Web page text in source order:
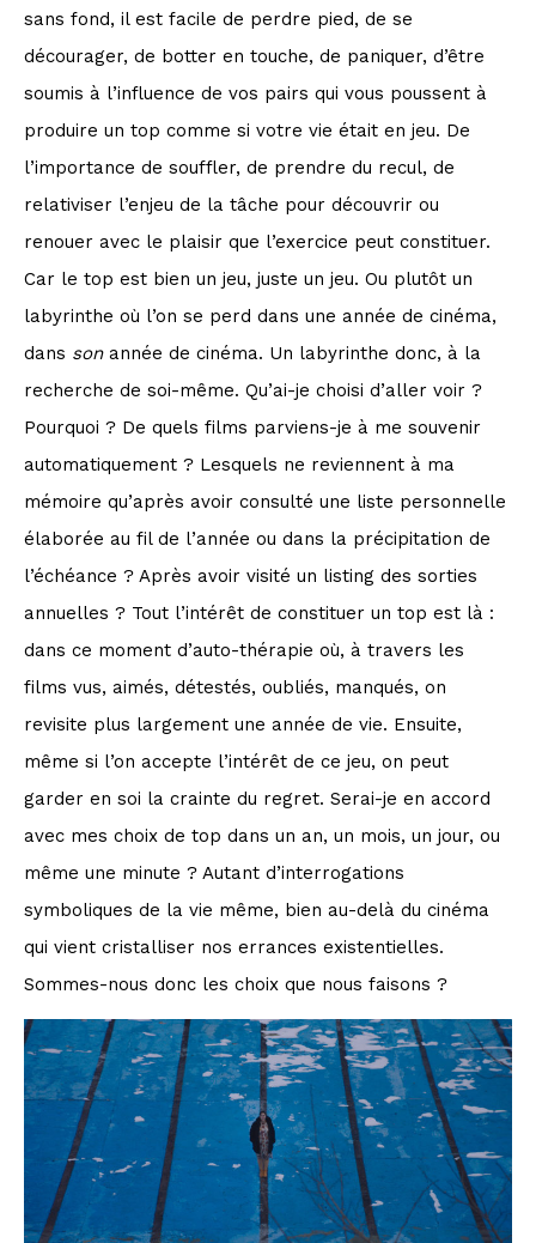
sans fond, il est facile de perdre pied, de se
décourager, de botter en touche, de paniquer, d’être
soumis à l’influence de vos pairs qui vous poussent à
produire un top comme si votre vie était en jeu. De
l’importance de souffler, de prendre du recul, de
relativiser l’enjeu de la tâche pour découvrir ou
renouer avec le plaisir que l’exercice peut constituer.
Car le top est bien un jeu, juste un jeu. Ou plutôt un
labyrinthe où l’on se perd dans une année de cinéma,
dans son année de cinéma. Un labyrinthe donc, à la
recherche de soi-même. Qu’ai-je choisi d’aller voir ?
Pourquoi ? De quels films parviens-je à me souvenir
automatiquement ? Lesquels ne reviennent à ma
mémoire qu’après avoir consulté une liste personnelle
élaborée au fil de l’année ou dans la précipitation de
l’échéance ? Après avoir visité un listing des sorties
annuelles ? Tout l’intérêt de constituer un top est là :
dans ce moment d’auto-thérapie où, à travers les
films vus, aimés, détestés, oubliés, manqués, on
revisite plus largement une année de vie. Ensuite,
même si l’on accepte l’intérêt de ce jeu, on peut
garder en soi la crainte du regret. Serai-je en accord
avec mes choix de top dans un an, un mois, un jour, ou
même une minute ? Autant d’interrogations
symboliques de la vie même, bien au-delà du cinéma
qui vient cristalliser nos errances existentielles.
Sommes-nous donc les choix que nous faisons ?